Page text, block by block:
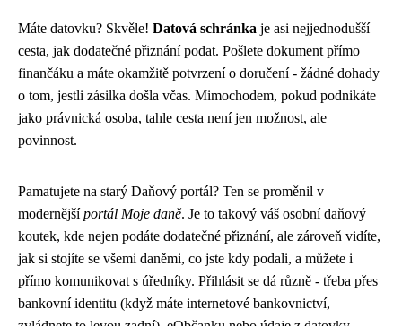
Máte datovku? Skvěle! Datová schránka je asi nejjednodušší
cesta, jak dodatečné přiznání podat. Pošlete dokument přímo
finančáku a máte okamžitě potvrzení o doručení - žádné dohady
o tom, jestli zásilka došla včas. Mimochodem, pokud podnikáte
jako právnická osoba, tahle cesta není jen možnost, ale
povinnost.
Pamatujete na starý Daňový portál? Ten se proměnil v
modernějšíportál Moje daně. Je to takový váš osobní daňový
koutek, kde nejen podáte dodatečné přiznání, ale zároveň vidíte,
jak si stojíte se všemi daněmi, co jste kdy podali, a můžete i
přímo komunikovat s úředníky. Přihlásit se dá různě - třeba přes
bankovní identitu (když máte internetové bankovnictví,